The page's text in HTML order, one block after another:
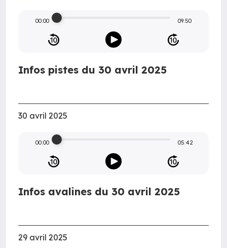
00:00 09:50
Infos pistes du 30 avril 2025
30 avril 2025
00:00 05:42
Infos avalines du 30 avril 2025
29 avril 2025